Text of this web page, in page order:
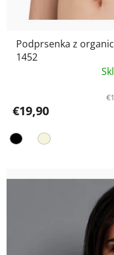
Podprsenka z
1452
€19,90